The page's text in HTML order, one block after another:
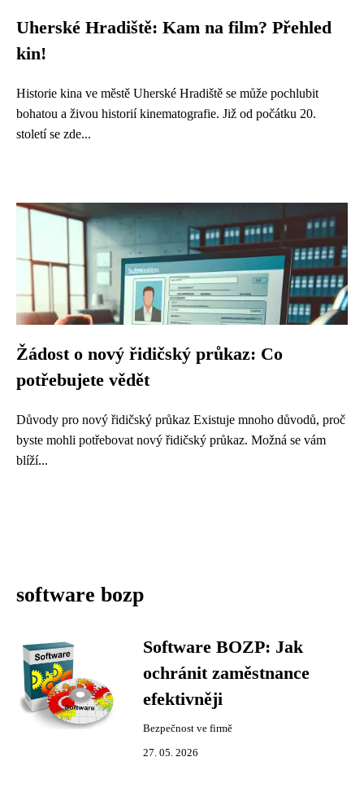
Uherské Hradiště: Kam na film? Přehled
kin!
Historie kina ve městě Uherské Hradiště se může pochlubit
bohatou a živou historií kinematografie. Již od počátku 20.
století se zde...
Žádost o nový řidičský průkaz: Co
potřebujete vědět
Důvody pro nový řidičský průkaz Existuje mnoho důvodů, proč
byste mohli potřebovat nový řidičský průkaz. Možná se vám
blíží...
software bozp
Software BOZP: Jak
ochránit zaměstnance
efektivněji
Bezpečnost ve firmě
27. 05. 2026